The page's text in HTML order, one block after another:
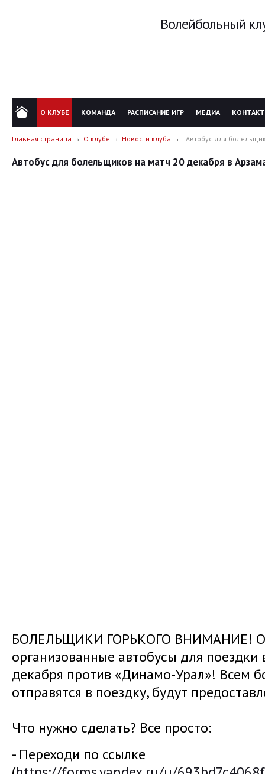
Волейбольный
О КЛУБЕ КОМАНДА РАСПИСАНИЕ ИГР МЕДИА
Главная страница О клубе Новости клуба Автобус для
Автобус для болельщиков на матч 20 декабря в
БОЛЕЛЬЩИКИ ГОРЬКОГО ВНИМАНИЕ!
организованные автобусы для
декабря против «Динамо-Урал»! Всем
отправятся в поездку, будут
Что нужно сделать? Все просто:
- Переходи по ссылке